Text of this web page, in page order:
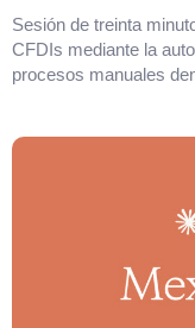
Sesión de treinta
CFDIs mediante la
procesos manuales